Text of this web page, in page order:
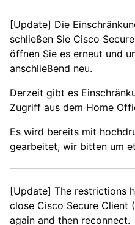
[Update] Die
schließen Sie Cisco
öffnen Sie es erneut und
anschließend neu.
Derzeit gibt es
Zugriff aus dem Home
Es wird bereits mit
gearbeitet, wir bitten um
[Update] The restrictions
close Cisco Secure Client
again and then reconnect.